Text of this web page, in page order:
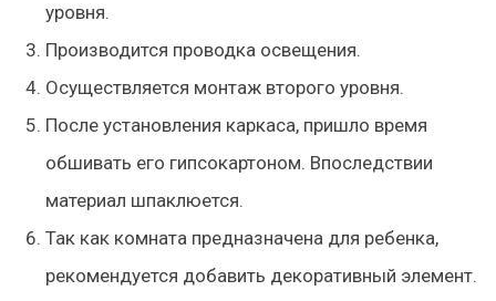
уровня.
Производится проводка освещения.
Осуществляется монтаж второго уровня.
После установления каркаса, пришло время
обшивать его гипсокартоном. Впоследствии
материал шпаклюется.
Так как комната предназначена для ребенка,
рекомендуется добавить декоративный элемент.